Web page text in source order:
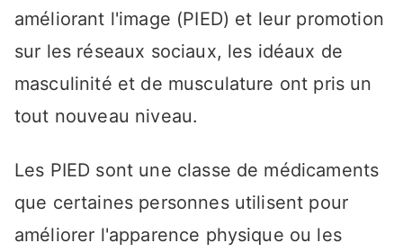
améliorant l'image (PIED) et leur promotion
sur les réseaux sociaux, les idéaux de
masculinité et de musculature ont pris un
tout nouveau niveau.
Les PIED sont une classe de médicaments
que certaines personnes utilisent pour
améliorer l'apparence physique ou les